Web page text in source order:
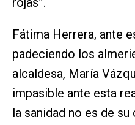
Fátima Herrera, ante
padeciendo los
alcaldesa, María
impasible ante esta
la sanidad no es de